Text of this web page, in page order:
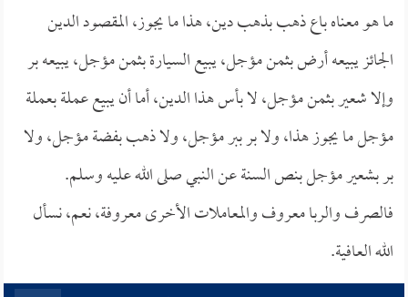
ما هو معناه باع ذهب بذهب دين، هذا ما يجوز، المقصود الدين
الجائز يبيعه أرض بثمن مؤجل، يبيع السيارة بثمن مؤجل، يبيعه بر
وإلا شعير بثمن مؤجل، لا بأس هذا الدين، أما أن يبيع عملة بعملة
مؤجل ما يجوز هذا، ولا بر ببر مؤجل، ولا ذهب بفضة مؤجل، ولا
بر بشعير مؤجل بنص السنة عن النبي صلى الله عليه وسلم.
فالصرف والربا معروف والمعاملات الأخرى معروفة، نعم، نسأل
الله العافية.